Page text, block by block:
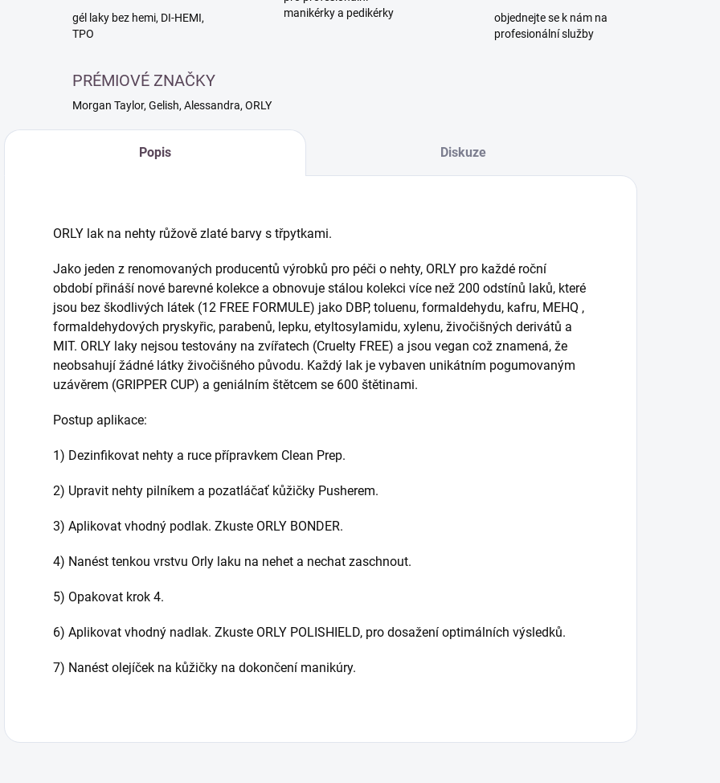
gél laky bez hemi, DI-HEMI,
TPO
manikérky a pedikérky
objednejte se k nám na
profesionální služby
PRÉMIOVÉ ZNAČKY
Morgan Taylor, Gelish, Alessandra, ORLY
Popis Diskuze
ORLY lak na nehty růžově zlaté barvy s třpytkami.
Jako jeden z renomovaných producentů výrobků pro péči o nehty, ORLY pro každé roční
období přináší nové barevné kolekce a obnovuje stálou kolekci více než 200 odstínů laků, které
jsou bez škodlivých látek (12 FREE FORMULE) jako DBP, toluenu, formaldehydu, kafru, MEHQ ,
formaldehydových pryskyřic, parabenů, lepku, etyltosylamidu, xylenu, živočišných derivátů a
MIT. ORLY laky nejsou testovány na zvířatech (Cruelty FREE) a jsou vegan což znamená, že
neobsahují žádné látky živočišného původu. Každý lak je vybaven unikátním pogumovaným
uzávěrem (GRIPPER CUP) a geniálním štětcem se 600 štětinami.
Postup aplikace:
1) Dezinfikovat nehty a ruce přípravkem Clean Prep.
2) Upravit nehty pilníkem a pozatláčať kůžičky Pusherem.
3) Aplikovat vhodný podlak. Zkuste ORLY BONDER.
4) Nanést tenkou vrstvu Orly laku na nehet a nechat zaschnout.
5) Opakovat krok 4.
6) Aplikovat vhodný nadlak. Zkuste ORLY POLISHIELD, pro dosažení optimálních výsledků.
7) Nanést olejíček na kůžičky na dokončení manikúry.